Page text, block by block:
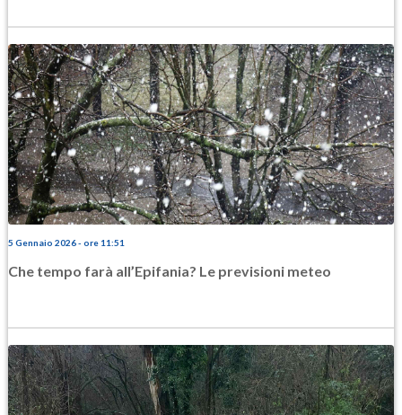
5 Gennaio 2026 - ore 11:51
Che tempo farà all’Epifania? Le previsioni meteo